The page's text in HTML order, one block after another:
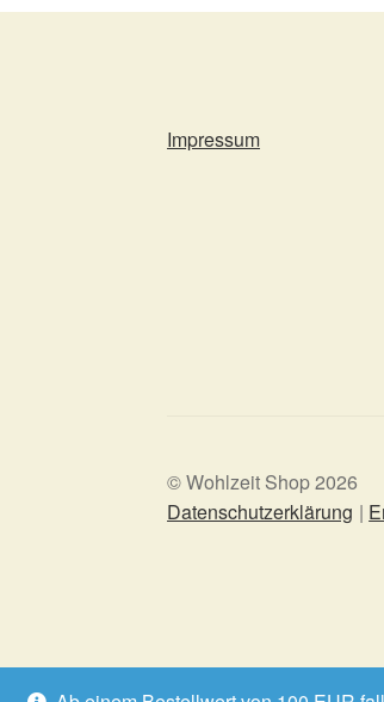
Impressum
© Wohlzeit Shop 2026
Datenschutzerklärung